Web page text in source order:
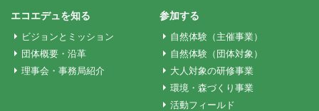
ゲ
ー
エコエデュを知る
ビジョンとミッション
団体概要・沿革
理事会・事務局紹介
参加する
自然体験（主催事業）
自然体験（団体対象）
大人対象の研修事業
環境・森づくり事業
活動フィールド